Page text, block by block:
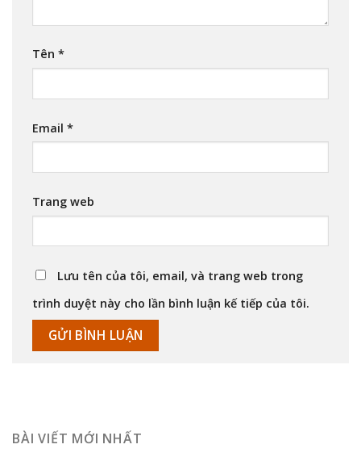
Tên *
Email *
Trang web
Lưu tên của tôi, email, và trang web trong
trình duyệt này cho lần bình luận kế tiếp của tôi.
BÀI VIẾT MỚI NHẤT